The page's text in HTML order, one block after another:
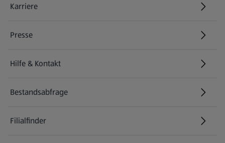
Karriere
(öffnet in einem neuen Tab)
Presse
Hilfe & Kontakt
(öffnet in einem neuen Tab)
Bestandsabfrage
(öffnet in einem neuen Tab)
Filialfinder